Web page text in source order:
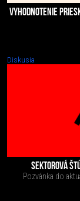
VYHODNOTENIE
Diskusia
SEKTOROVÁ
Pozvánka do